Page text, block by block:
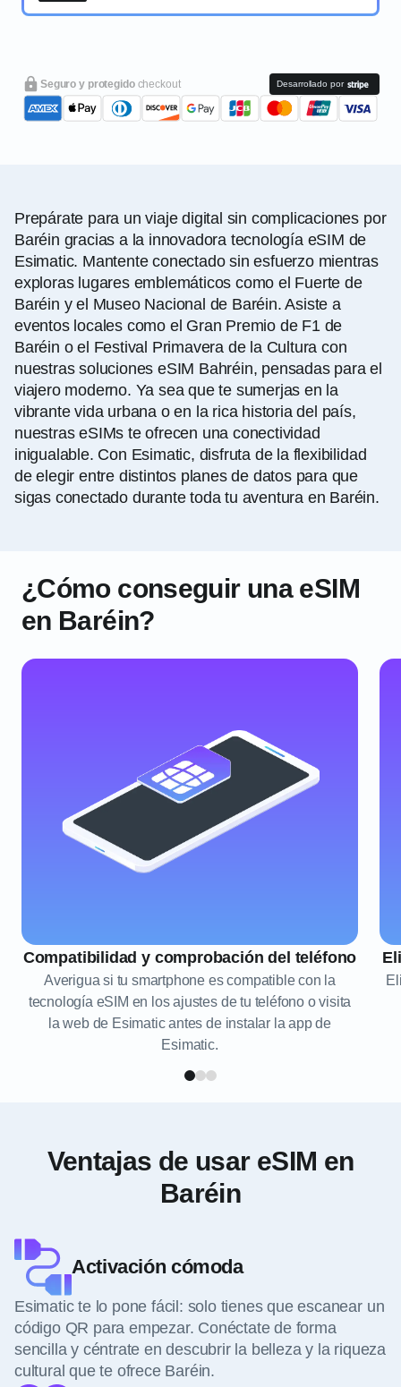
Seguro y protegido checkout Desarrollado por
Prepárate para un viaje digital sin complicaciones por
Baréin gracias a la innovadora tecnología eSIM de
Esimatic. Mantente conectado sin esfuerzo mientras
exploras lugares emblemáticos como el Fuerte de
Baréin y el Museo Nacional de Baréin. Asiste a
eventos locales como el Gran Premio de F1 de
Baréin o el Festival Primavera de la Cultura con
nuestras soluciones eSIM Bahréin, pensadas para el
viajero moderno. Ya sea que te sumerjas en la
vibrante vida urbana o en la rica historia del país,
nuestras eSIMs te ofrecen una conectividad
inigualable. Con Esimatic, disfruta de la flexibilidad
de elegir entre distintos planes de datos para que
sigas conectado durante toda tu aventura en Baréin.
¿Cómo conseguir una eSIM
en Baréin?
Compatibilidad y comprobación del teléfono
Averigua si tu smartphone es compatible con la
tecnología eSIM en los ajustes de tu teléfono o visita
la web de Esimatic antes de instalar la app de
Esimatic.
Ventajas de usar eSIM en
Baréin
Activación cómoda
Esimatic te lo pone fácil: solo tienes que escanear un
código QR para empezar. Conéctate de forma
sencilla y céntrate en descubrir la belleza y la riqueza
cultural que te ofrece Baréin.